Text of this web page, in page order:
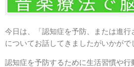
今日は、「認知症を予防、または進行
についてお話してきましたがいかがで
認知症を予防するために生活習慣や行